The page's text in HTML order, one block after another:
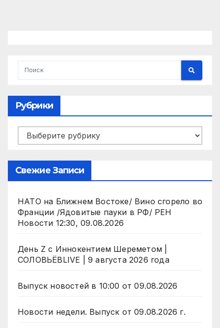
Рубрики
Рубрики
Свежие Записи
НАТО на Ближнем Востоке/ Вино сгорело во
Франции /Ядовитые пауки в РФ/ РЕН
Новости 12:30, 09.08.2026
День Z с Иннокентием Шереметом |
СОЛОВЬЁВLIVE | 9 августа 2026 года
Выпуск новостей в 10:00 от 09.08.2026
Новости недели. Выпуск от 09.08.2026 г.